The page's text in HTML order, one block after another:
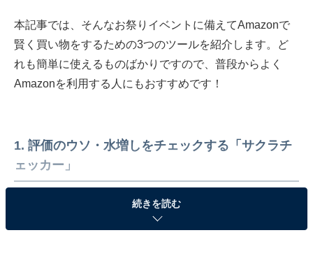
本記事では、そんなお祭りイベントに備えてAmazonで
賢く買い物をするための3つのツールを紹介します。ど
れも簡単に使えるものばかりですので、普段からよく
Amazonを利用する人にもおすすめです！
1. 評価のウソ・水増しをチェックする「サクラチ
ェッカー」
「サクラチェッカー」は、Amazonで高評価水増しやウ
ソの評価コメントで印象よく見せようとしている商品を
続きを読む